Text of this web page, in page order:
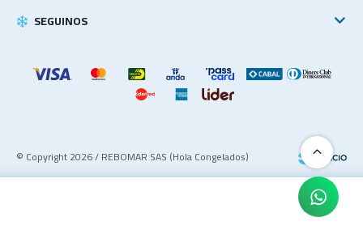
SEGUINOS
© Copyright 2026 / REBOMAR SAS (Hola Congelados)